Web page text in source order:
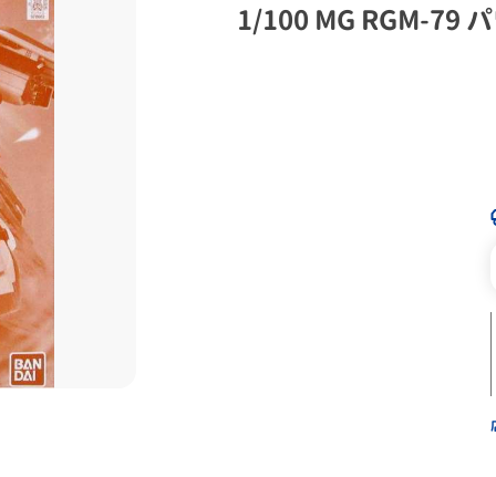
1/100 MG RGM-79